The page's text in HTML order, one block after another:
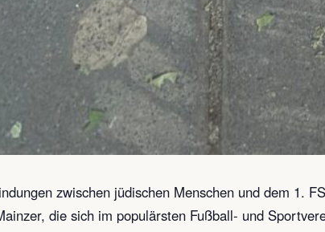
zwischen jüdischen Menschen und dem 1.
die sich im populärsten Fußball- und